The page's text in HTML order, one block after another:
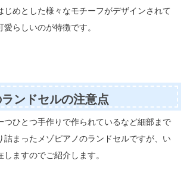
じめとした様々なモチーフがデザインされて
らしいのが特徴です。
ンドセルの注意点
つひとつ手作りで作られているなど細部まで
詰まったメゾピアノのランドセルですが、い
しますのでご紹介します。